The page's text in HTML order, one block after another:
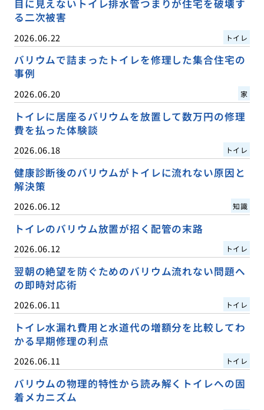
目に見えないトイレ排水管つまりが住宅を破壊す
る二次被害
2026.06.22 トイレ
バリウムで詰まったトイレを修理した集合住宅の
事例
2026.06.20 家
トイレに居座るバリウムを放置して数万円の修理
費を払った体験談
2026.06.18 トイレ
健康診断後のバリウムがトイレに流れない原因と
解決策
2026.06.12 知識
トイレのバリウム放置が招く配管の末路
2026.06.12 トイレ
翌朝の絶望を防ぐためのバリウム流れない問題へ
の即時対応術
2026.06.11 トイレ
トイレ水漏れ費用と水道代の増額分を比較してわ
かる早期修理の利点
2026.06.11 トイレ
バリウムの物理的特性から読み解くトイレへの固
着メカニズム